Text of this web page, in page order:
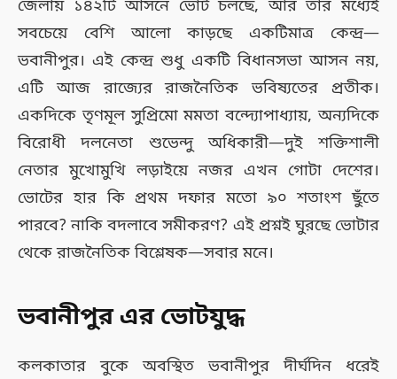
জেলায় ১৪২টি আসনে ভোট চলছে, আর তার মধ্যেই
সবচেয়ে বেশি আলো কাড়ছে একটিমাত্র কেন্দ্র—
ভবানীপুর। এই কেন্দ্র শুধু একটি বিধানসভা আসন নয়,
এটি আজ রাজ্যের রাজনৈতিক ভবিষ্যতের প্রতীক।
একদিকে তৃণমূল সুপ্রিমো মমতা বন্দ্যোপাধ্যায়, অন্যদিকে
বিরোধী দলনেতা শুভেন্দু অধিকারী—দুই শক্তিশালী
নেতার মুখোমুখি লড়াইয়ে নজর এখন গোটা দেশের।
ভোটের হার কি প্রথম দফার মতো ৯০ শতাংশ ছুঁতে
পারবে? নাকি বদলাবে সমীকরণ? এই প্রশ্নই ঘুরছে ভোটার
থেকে রাজনৈতিক বিশ্লেষক—সবার মনে।
ভবানীপুর এর ভোটযুদ্ধ
কলকাতার বুকে অবস্থিত ভবানীপুর দীর্ঘদিন ধরেই